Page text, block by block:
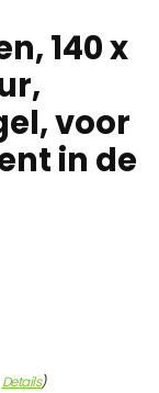
140 x
voor
in de
Details)